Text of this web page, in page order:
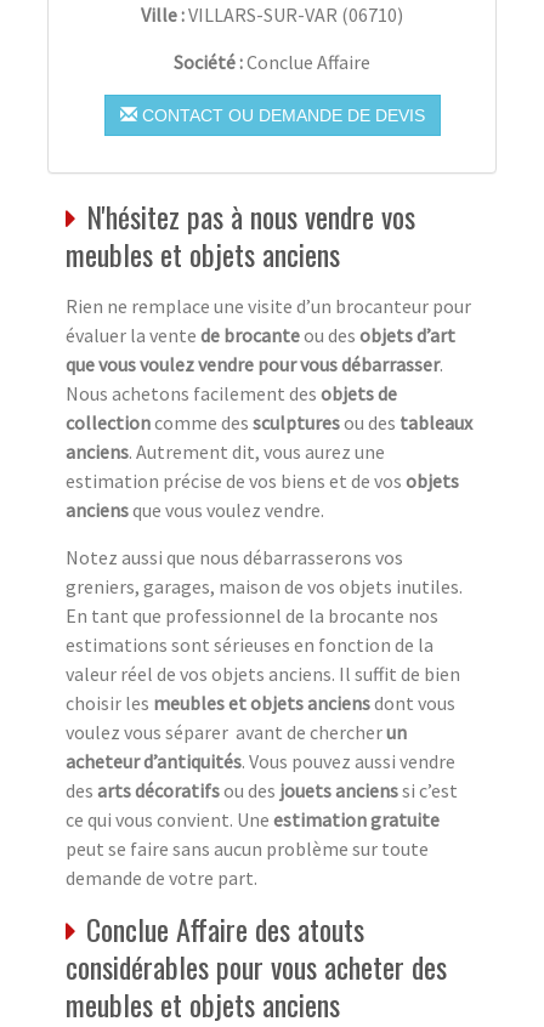
Ville :VILLARS-SUR-VAR (06710)
Société :Conclue Affaire
CONTACT OU DEMANDE DE DEVIS
N'hésitez pas à nous vendre vos
meubles et objets anciens
Rien ne remplace une visite d’un brocanteur pour
évaluer la vente de brocanteou des objets d’art
que vous voulez vendre pour vous débarrasser.
Nous achetons facilement des objets de
collectioncomme des sculpturesou des tableaux
anciens. Autrement dit, vous aurez une
estimation précise de vos biens et de vos objets
anciensque vous voulez vendre.
Notez aussi que nous débarrasserons vos
greniers, garages, maison de vos objets inutiles.
En tant que professionnel de la brocante nos
estimations sont sérieuses en fonction de la
valeur réel de vos objets anciens. Il suffit de bien
choisir les meubles et objets anciensdont vous
voulez vous séparer avant de chercherun
acheteur d’antiquités. Vous pouvez aussi vendre
des arts décoratifsou des jouets ancienssi c’est
ce qui vous convient. Une estimation gratuite
peut se faire sans aucun problème sur toute
demande de votre part.
Conclue Affaire des atouts
considérables pour vous acheter des
meubles et objets anciens